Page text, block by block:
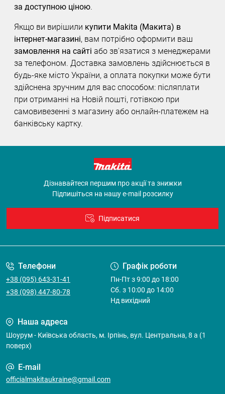
за доступною ціною.
Якщо ви вирішили купити Makita (Макита) в
інтернет-магазині, вам потрібно оформити ваш
замовлення на сайті або зв'язатися з менеджерами
за телефоном. Доставка замовлень здійснюється в
будь-яке місто України, а оплата покупки може бути
здійснена зручним для вас способом: післяплати
при отриманні на Новій пошті, готівкою при
самовивезенні з магазину або онлайн-платежем на
банківську картку.
Дізнавайтеся першим про акції та знижки
Підпишіться на нашу e-mail розсилку
Підписатися
Телефони
+38 (095) 643-31-41
+38 (098) 447-80-78
Графік роботи
Пн-Пт з 9:00 до 18:00
Cб. з 10:00 до 14:00
Нд вихідний
Наша адреса
Шоурум - Київська область, м. Ірпінь, вул. Центральна, 8 а (1
поверх)
E-mail
officialmakitaukraine@gmail.com